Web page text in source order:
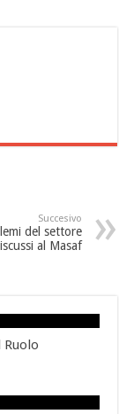
Succesivo
del settore
al Masaf